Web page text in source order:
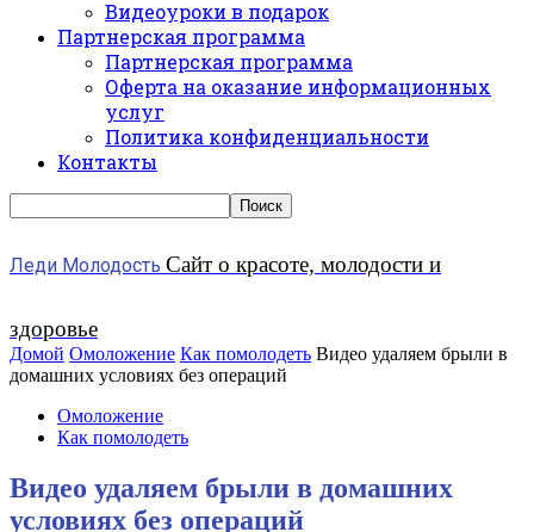
Видеоуроки в подарок
Партнерская программа
Партнерская программа
Оферта на оказание информационных
услуг
Политика конфиденциальности
Контакты
Леди Молодость Сайт о красоте, молодости и
здоровье
Домой Омоложение Как помолодеть Видео удаляем брыли в
домашних условиях без операций
Омоложение
Как помолодеть
Видео удаляем брыли в домашних
условиях без операций